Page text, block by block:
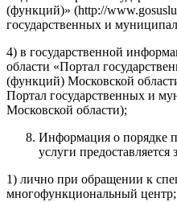
(функций)» (http://
государственных и
4) в государственной
области «Портал
(функций) Московской
Портал государственных и
Московской области);
Информация о порядке
услуги предоставляется
1) лично при обращении к
многофункциональный центр;